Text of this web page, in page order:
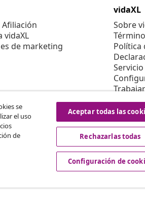
vidaXL
de marketing
vidaXL
Sobre
Política
Aviso
Política
se
el uso
de
Aceptar todas las
Rechazarlas todas
Configuración de